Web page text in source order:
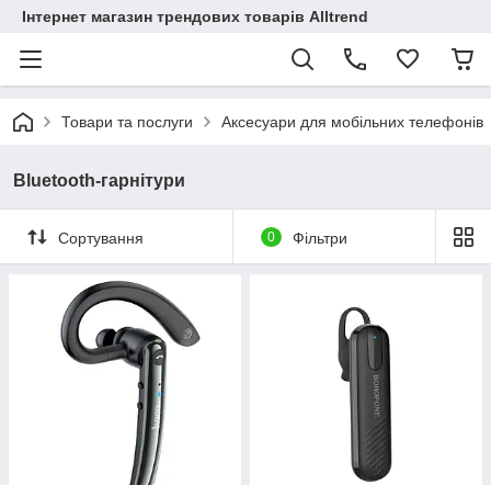
Інтернет магазин трендових товарів Alltrend
Товари та послуги Аксесуари для мобільних телефонів
Bluetooth-гарнітури
Сортування 0 Фільтри